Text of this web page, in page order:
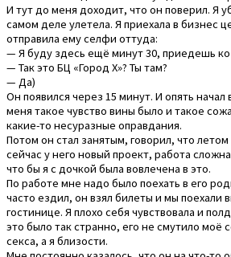
И тут до меня доходит, что он поверил. Я
самом деле улетела. Я приехала в бизнес
отправила ему селфи оттуда:
— Я буду здесь ещё минут 30, приедешь
— Так это БЦ «Город Х»? Ты там?
— Да)
Он появился через 15 минут. И опять
меня такое чувство вины было и такое
какие-то несуразные оправдания.
Потом он стал занятым, говорил, что
сейчас у него новый проект, работа
что бы я с дочкой была вовлечена в это.
По работе мне надо было поехать в его
часто ездил, он взял билеты и мы поехали
гостинице. Я плохо себя чувствовала и
это было так странно, его не смутило моё
секса, а я близости.